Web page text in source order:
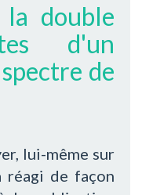
la double
d'un
de
lui-même sur
réagi de façon